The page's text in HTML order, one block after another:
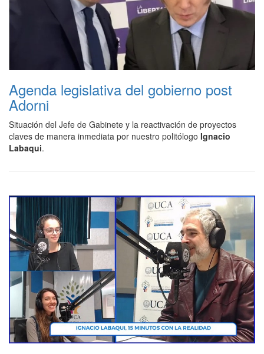
Agenda legislativa del gobierno post
Adorni
Situación del Jefe de Gabinete y la reactivación de proyectos
claves de manera inmediata por nuestro politólogo Ignacio
Labaqui.